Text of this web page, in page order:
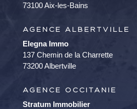
73100 Aix-les-Bains
AGENCE ALBERTVILLE
Elegna Immo
137 Chemin de la Charrette
73200 Albertville
AGENCE OCCITANIE
Stratum Immobilier